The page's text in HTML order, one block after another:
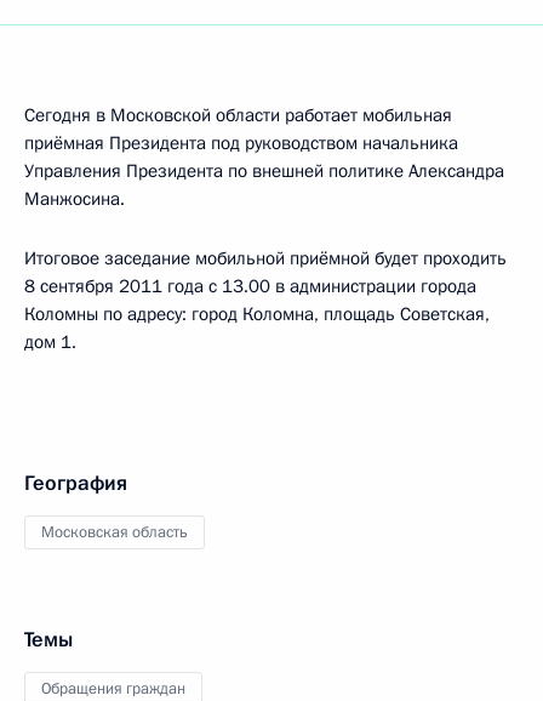
Сегодня в Московской области работает мобильная
приёмная Президента под руководством начальника
Управления Президента по внешней политике Александра
Манжосина.
Итоговое заседание мобильной приёмной будет проходить
8 сентября 2011 года с 13.00 в администрации города
Коломны по адресу: город Коломна, площадь Советская,
дом 1.
География
Московская область
Темы
Обращения граждан